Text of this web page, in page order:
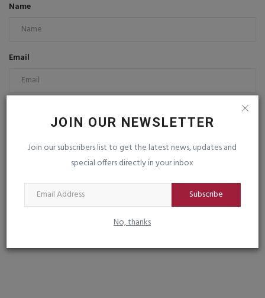
JOIN OUR NEWSLETTER
Join our subscribers list to get the latest news, updates and
special offers directly in your inbox
Subscribe
No, thanks
Name
Email
Post Comment